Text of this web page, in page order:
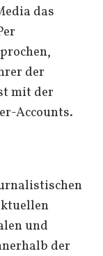
das
der
mit der
Accounts.
und
der